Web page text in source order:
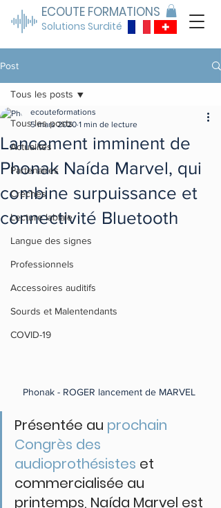
ECOUTE FORMATIONS
Solutions Surdité
Post
Tous les posts
Actualités
Partenaires
Crèches
Lecture labiale
Langue des signes
Professionnels
Accessoires auditifs
Sourds et Malentendants
COVID-19
Tous les posts
Lancement imminent de
Phonak Naída Marvel, qui
combine surpuissance et
connectivité Bluetooth
ecouteformations
5 mars 2020 1 min de lecture
Phonak - ROGER lancement de MARVEL
Présentée au prochain
Congrès des
audioprothésistes et
commercialisée au
printemps, Naída Marvel est